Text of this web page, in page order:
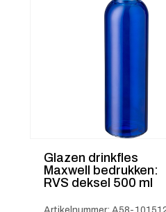
Glazen drinkfles
Maxwell bedrukken:
RVS deksel 500 ml